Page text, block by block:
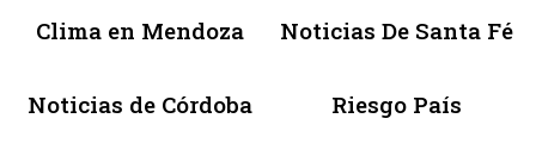
Clima en Mendoza Noticias De Santa Fé
Noticias de Córdoba Riesgo País